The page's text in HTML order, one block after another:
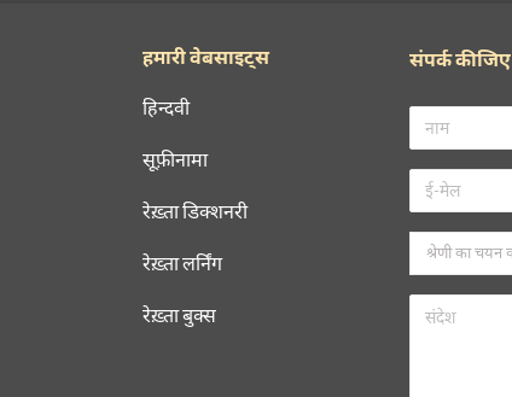
हमारी वेबसाइट्स
हिन्दवी
सूफ़ीनामा
रेख़्ता डिक्शनरी
रेख़्ता लर्निंग
रेख़्ता बुक्स
संपर्क कीजिए